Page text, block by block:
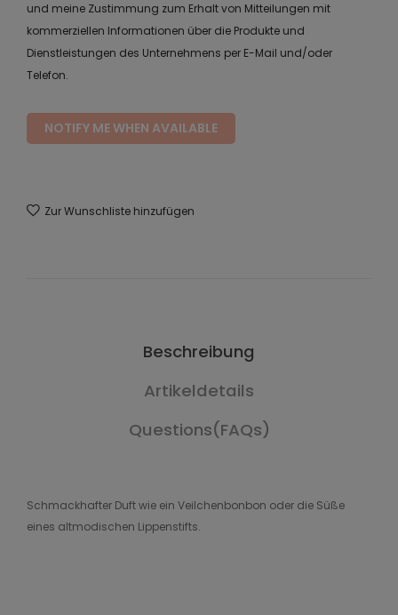
und meine Zustimmung zum Erhalt von Mitteilungen mit
kommerziellen Informationen über die Produkte und
Dienstleistungen des Unternehmens per E-Mail und/oder
Telefon.
NOTIFY ME WHEN AVAILABLE
Zur Wunschliste hinzufügen
Beschreibung
Artikeldetails
Questions(FAQs)
Schmackhafter Duft wie ein Veilchenbonbon oder die Süße
eines altmodischen Lippenstifts.